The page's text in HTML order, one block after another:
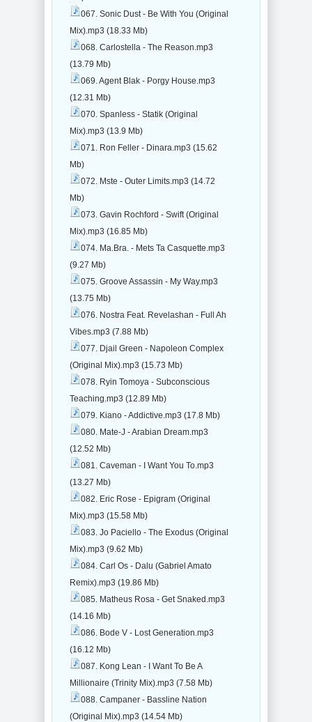
067. Sonic Dust - Be With You (Original
Mix).mp3 (18.33 Mb)
068. Carlostella - The Reason.mp3
(13.79 Mb)
069. Agent Blak - Porgy House.mp3
(12.31 Mb)
070. Spanless - Statik (Original
Mix).mp3 (13.9 Mb)
071. Ron Feller - Dinara.mp3 (15.62
Mb)
072. Mste - Outer Limits.mp3 (14.72
Mb)
073. Gavin Rochford - Swift (Original
Mix).mp3 (16.85 Mb)
074. Ma.Bra. - Mets Ta Casquette.mp3
(9.27 Mb)
075. Groove Assassin - My Way.mp3
(13.75 Mb)
076. Nostra Feat. Revelashan - Full Ah
Vibes.mp3 (7.88 Mb)
077. Djail Green - Napoleon Complex
(Original Mix).mp3 (15.73 Mb)
078. Ryin Tomoya - Subconscious
Teaching.mp3 (12.89 Mb)
079. Kiano - Addictive.mp3 (17.8 Mb)
080. Mate-J - Arabian Dream.mp3
(12.52 Mb)
081. Caveman - I Want You To.mp3
(13.27 Mb)
082. Eric Rose - Epigram (Original
Mix).mp3 (15.58 Mb)
083. Jo Paciello - The Exodus (Original
Mix).mp3 (9.62 Mb)
084. Carl Os - Dalu (Gabriel Amato
Remix).mp3 (19.86 Mb)
085. Matheus Rosa - Get Snaked.mp3
(14.16 Mb)
086. Bode V - Lost Generation.mp3
(16.12 Mb)
087. Kong Lean - I Want To Be A
Millionaire (Trinity Mix).mp3 (7.58 Mb)
088. Campaner - Bassline Nation
(Original Mix).mp3 (14.54 Mb)